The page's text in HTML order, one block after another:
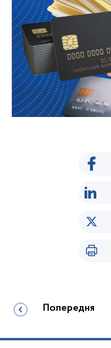
Попередня